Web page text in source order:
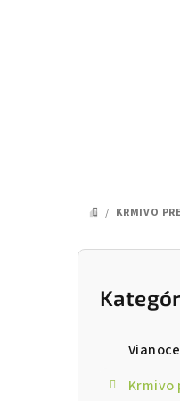
DOMOV
/ KRMIVO
B
Preskočiť
kategórie
Vianoce
Krmivo